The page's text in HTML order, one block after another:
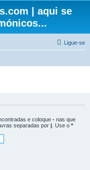
| aqui se
Ligue-se
e coloque - nas que
separadas por | . Use o *